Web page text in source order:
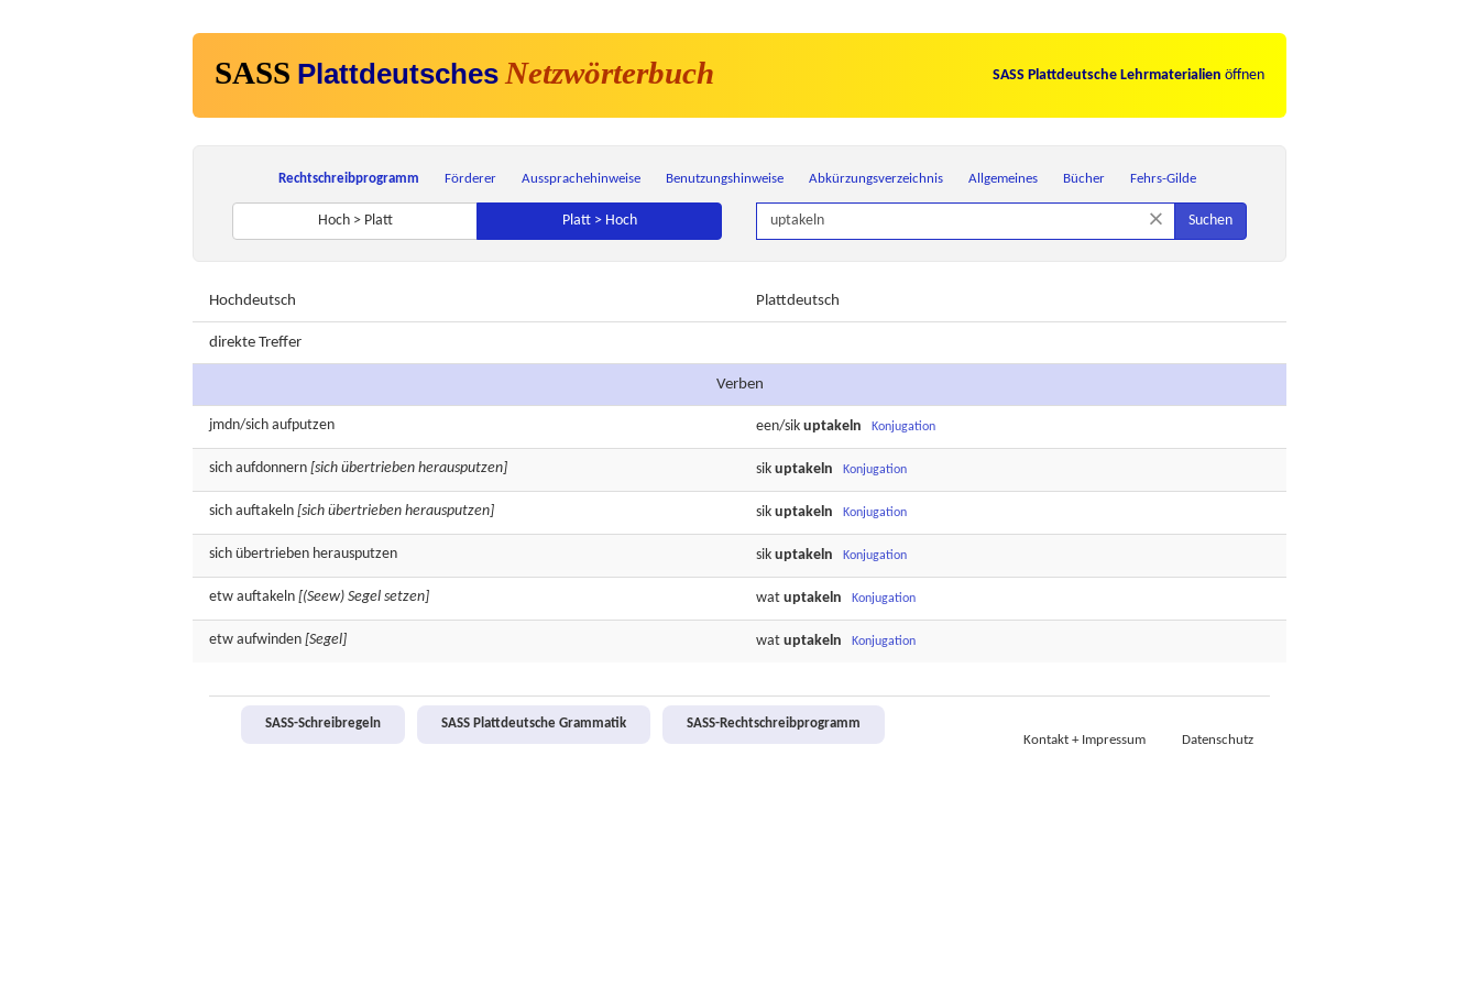
SASS Plattdeutsches Netzwörterbuch SASS Plattdeutsche Lehrmaterialien öffnen
Rechtschreibprogramm Förderer Aussprachehinweise Benutzungshinweise Abkürzungsverzeichnis Allgemeines Bücher Fehrs-Gilde
Hoch > Platt Platt > Hoch × Suchen
Hochdeutsch Plattdeutsch
direkte Treffer
Verben
jmdn/sich aufputzen een/sik uptakeln Konjugation
sich aufdonnern [sich übertrieben herausputzen] sik uptakeln Konjugation
sich auftakeln [sich übertrieben herausputzen] sik uptakeln Konjugation
sich übertrieben herausputzen sik uptakeln Konjugation
etw auftakeln [(Seew) Segel setzen] wat uptakeln Konjugation
etw aufwinden [Segel] wat uptakeln Konjugation
SASS-Schreibregeln SASS Plattdeutsche Grammatik
SASS-Rechtschreibprogramm
Kontakt + Impressum
Datenschutz